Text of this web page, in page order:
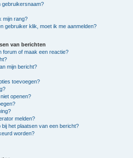
gebruikersnaam?
mijn rang?
gebruiker klik, moet ik me aanmelden?
van berichten
forum of maak een reactie?
mijn bericht?
toevoegen?
openen?
melden?
het plaatsen van een bericht?
worden?